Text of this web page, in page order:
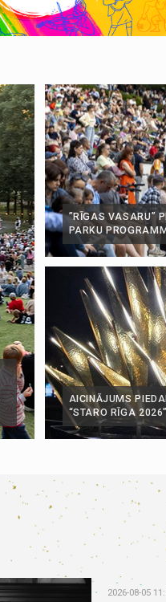
”RĪGAS VASARU”
PARKU
AICINĀJUMS
“STARO RĪGA
2026-08-05